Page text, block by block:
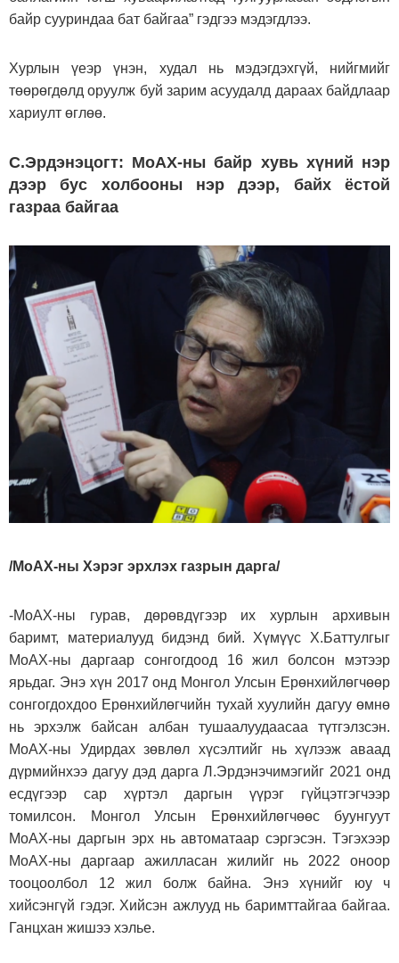
байр сууриндаа бат байгаа” гэдгээ мэдэгдлээ.
Хурлын үеэр үнэн, худал нь мэдэгдэхгүй, нийгмийг
төөрөгдөлд оруулж буй зарим асуудалд дараах байдлаар
хариулт өглөө.
С.Эрдэнэцогт: МоАХ-ны байр хувь хүний нэр
дээр бус холбооны нэр дээр, байх ёстой
газраа байгаа
/МоАХ-ны Хэрэг эрхлэх газрын дарга/
-МоАХ-ны гурав, дөрөвдүгээр их хурлын архивын
баримт, материалууд бидэнд бий. Хүмүүс Х.Баттулгыг
МоАХ-ны даргаар сонгогдоод 16 жил болсон мэтээр
ярьдаг. Энэ хүн 2017 онд Монгол Улсын Ерөнхийлөгчөөр
сонгогдохдоо Ерөнхийлөгчийн тухай хуулийн дагуу өмнө
нь эрхэлж байсан албан тушаалуудаасаа түтгэлзсэн.
МоАХ-ны Удирдах зөвлөл хүсэлтийг нь хүлээж аваад
дүрмийнхээ дагуу дэд дарга Л.Эрдэнэчимэгийг 2021 онд
есдүгээр сар хүртэл даргын үүрэг гүйцэтгэгчээр
томилсон. Монгол Улсын Ерөнхийлөгчөөс буунгуут
МоАХ-ны даргын эрх нь автоматаар сэргэсэн. Тэгэхээр
МоАХ-ны даргаар ажилласан жилийг нь 2022 оноор
тооцоолбол 12 жил болж байна. Энэ хүнийг юу ч
хийсэнгүй гэдэг. Хийсэн ажлууд нь баримттайгаа байгаа.
Ганцхан жишээ хэлье.